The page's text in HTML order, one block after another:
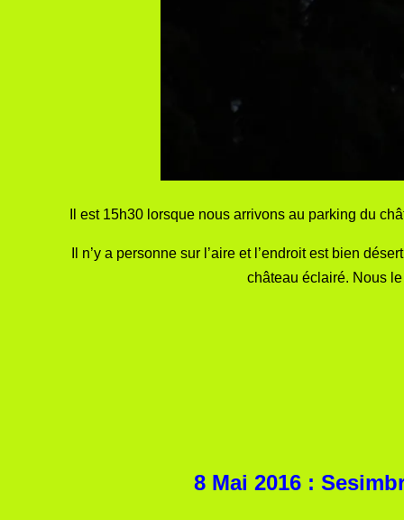
Il est 15h30 lorsque nous arrivons au parking du
Il n’y a personne sur l’aire et l’endroit est bien
château éclairé. Nous
8 Mai 2016 :